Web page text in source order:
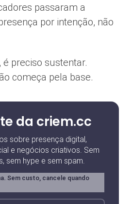
passaram a
por intenção, não
é preciso sustentar.
começa pela base.
da criem.cc
sobre presença digital,
e negócios criativos. Sem
sem hype e sem spam.
Sem custo, cancele quando